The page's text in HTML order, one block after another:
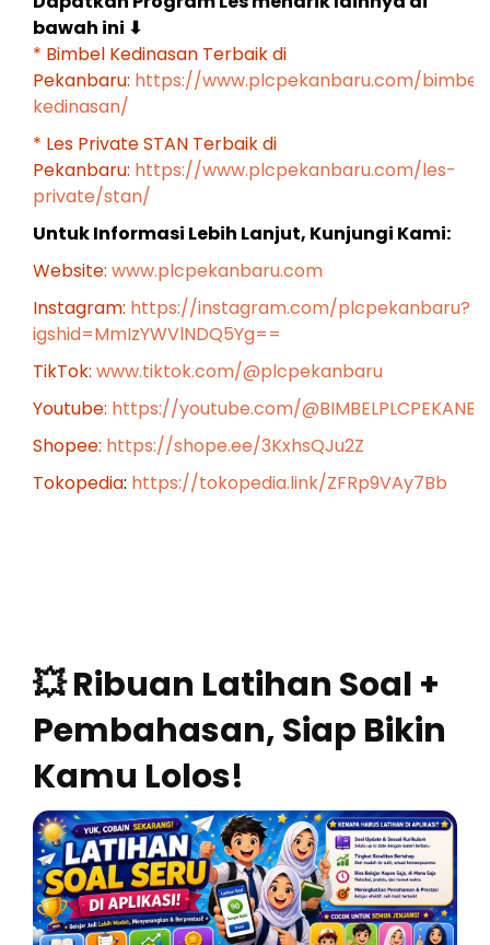
bawah ini ⬇
* Bimbel Kedinasan Terbaik di
Pekanbaru: https://www.plcpekanbaru.com/
kedinasan/
* Les Private STAN Terbaik di
Pekanbaru: https://www.plcpekanbaru.com/les-
private/stan/
Untuk Informasi Lebih Lanjut, Kunjungi Kami:
Website: www.plcpekanbaru.com
Instagram: https://instagram.com/plcpekanbaru?
igshid=MmIzYWVlNDQ5Yg==
TikTok: www.tiktok.com/@plcpekanbaru
Youtube: https://youtube.com/
Shopee: https://shope.ee/3KxhsQJu2Z
Tokopedia: https://tokopedia.link/ZFRp9VAy7Bb
💥 Ribuan Latihan Soal +
Pembahasan, Siap Bikin
Kamu Lolos!